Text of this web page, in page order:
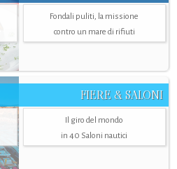
Fondali puliti, la missione
contro un mare di rifiuti
FIERE & SALONI
Il giro del mondo
in 40 Saloni nautici